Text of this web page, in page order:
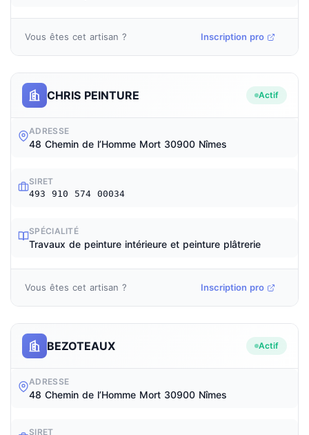
Vous êtes cet artisan ? Inscription pro
CHRIS PEINTURE Actif
ADRESSE
48 Chemin de l’Homme Mort 30900 Nîmes
SIRET
493 910 574 00034
SPÉCIALITÉ
Travaux de peinture intérieure et peinture plâtrerie
Vous êtes cet artisan ? Inscription pro
BEZOTEAUX Actif
ADRESSE
48 Chemin de l’Homme Mort 30900 Nîmes
SIRET